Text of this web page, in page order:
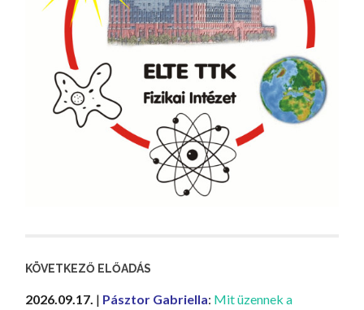
KÖVETKEZŐ ELŐADÁS
2026.09.17. | Pásztor Gabriella: Mit üzennek a